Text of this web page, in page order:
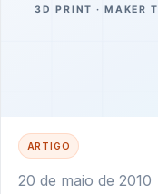
ARTIGO
20 de maio de 2010